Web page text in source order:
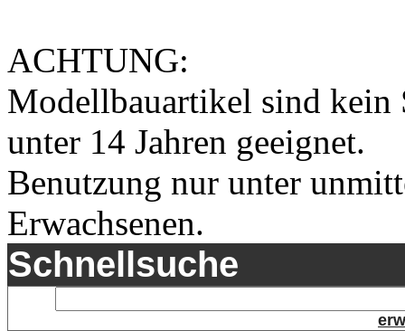
ACHTUNG:
Modellbauartikel sind
unter 14 Jahren geeignet.
Benutzung nur unter
Erwachsenen.
Schnellsuche